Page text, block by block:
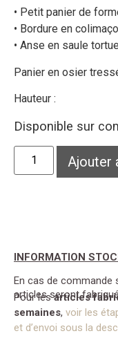
• Petit panier de
• Bordure en
• Anse en saule
Panier en osier
Hauteur :
Disponible sur
Ajouter
INFORMATION
En cas de commande
articles seront
Pour lesarticles
semaines, voir les
et d’envoi sous la